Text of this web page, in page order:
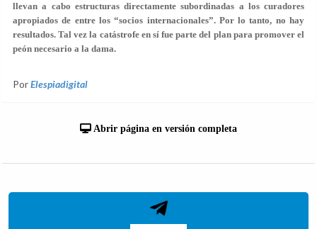
llevan a cabo estructuras directamente subordinadas a los curadores
apropiados de entre los “socios internacionales”. Por lo tanto, no hay
resultados. Tal vez la catástrofe en sí fue parte del plan para promover el
peón necesario a la dama.
PorElespiadigital
Abrir página en versión completa